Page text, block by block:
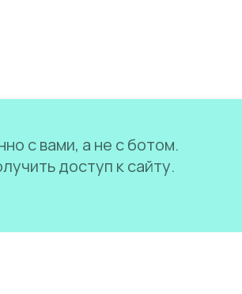
с вами, а не с ботом.
доступ к сайту.